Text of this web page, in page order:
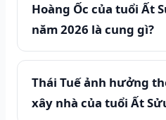
Hoàng Ốc của tuổi Ất
năm 2026 là cung gì?
Thái Tuế ảnh hưởng
xây nhà của tuổi Ất